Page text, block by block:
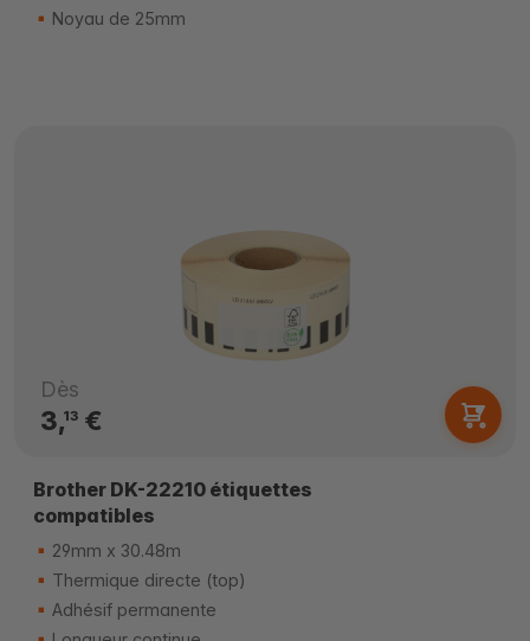
Noyau de 25mm
Dès
3,13€
Brother DK-22210 étiquettes
compatibles
29mm x 30.48m
Thermique directe (top)
Adhésif permanente